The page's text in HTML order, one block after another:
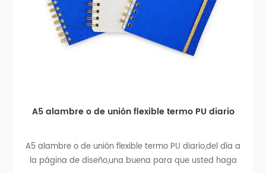
A5 alambre o de unión flexible termo PU diario
A5 alambre o de unión flexible termo PU diario,del día a
la página de diseño,una buena para que usted haga